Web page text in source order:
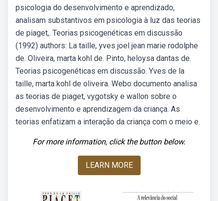
psicologia do desenvolvimento e aprendizado,
analisam substantivos em psicologia à luz das teorias
de piaget,. Teorias psicogenéticas em discussão
(1992) authors: La taille, yves joel jean marie rodolphe
de. Oliveira, marta kohl de. Pinto, heloysa dantas de.
Teorias psicogenéticas em discussão. Yves de la
taille, marta kohl de oliveira. Webo documento analisa
as teorias de piaget, vygotsky e wallon sobre o
desenvolvimento e aprendizagem da criança. As
teorias enfatizam a interação da criança com o meio e.
For more information, click the button below.
LEARN MORE